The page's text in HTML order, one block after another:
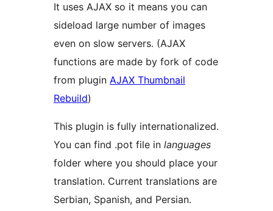
It uses AJAX so it means you can
sideload large number of images
even on slow servers. (AJAX
functions are made by fork of code
from plugin AJAX Thumbnail
Rebuild)
This plugin is fully internationalized.
You can find .pot file in languages
folder where you should place your
translation. Current translations are
Serbian, Spanish, and Persian.